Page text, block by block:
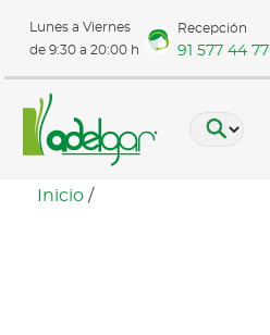
Lunes a Viernes
de 9:30 a 20:00 h
Recepción
91 577 44 77
Inicio /